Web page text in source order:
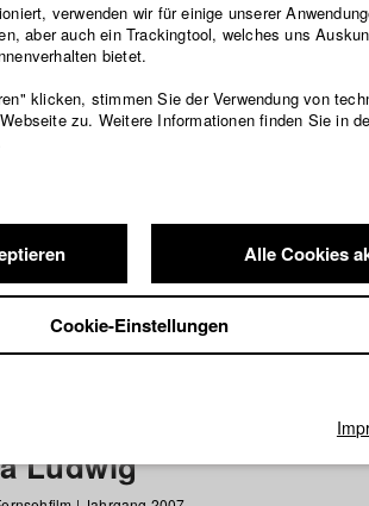
m n o p q r s t u v w x y z Alle
Ludwig
verwenden wir für einige unserer
aber auch ein Trackingtool, welches uns
bietet.
klicken, stimmen Sie der Verwendung von
zu. Weitere Informationen finden Sie in
Alle Cookies
Cookie-Einstellungen